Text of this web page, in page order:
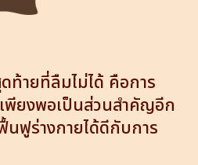
ท้ายที่ลืมไม่ได้ คือการ
ยงพอเป็นส่วนสำคัญอีก
นฟูร่างกายได้ดีกับการ